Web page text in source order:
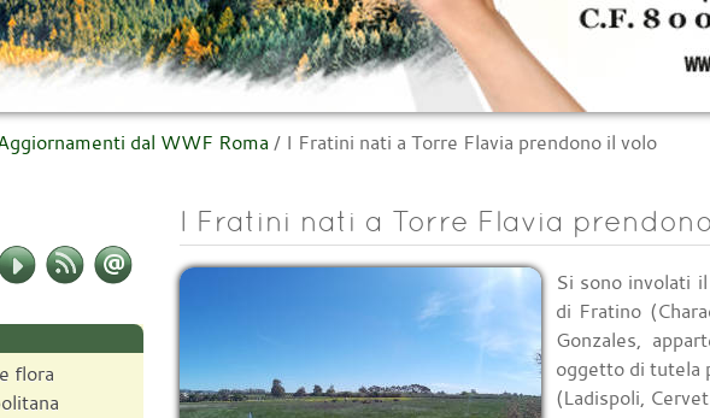
dal WWF Roma / I Fratini nati a Torre Flavia prendono il volo
flora
I Fratini nati a Torre Flavia
Si sono involati
di Fratino
Gonzales,
oggetto di tutela
(Ladispoli,